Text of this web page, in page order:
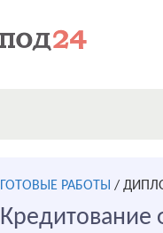
ГОТОВЫЕ РАБОТЫ /
Кредитование